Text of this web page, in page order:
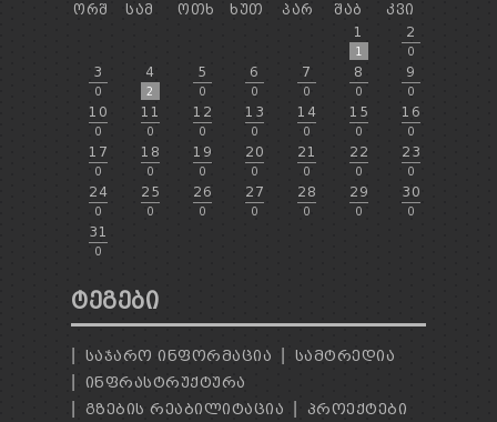
ᲝᲠᲨ
ᲡᲐᲛ ᲝᲗᲮ ᲮᲣᲗ ᲞᲐᲠ ᲨᲐᲑ
ᲙᲕᲘ
1
1
2
0
3
0
4
2
5
0
6
0
7
0
8
0
9
0
10
0
11
0
12
0
13
0
14
0
15
0
16
0
17
0
18
0
19
0
20
0
21
0
22
0
23
0
24
0
25
0
26
0
27
0
28
0
29
0
30
0
31
0
ᲢᲔᲒᲔᲑᲘ
ᲡᲐᲯᲐᲠᲝ ᲘᲜᲤᲝᲠᲛᲐᲪᲘᲐ
ᲡᲐᲛᲢᲠᲔᲓᲘᲐ
ᲘᲜᲤᲠᲐᲡᲢᲠᲣᲥᲢᲣᲠᲐ
ᲒᲖᲔᲑᲘᲡ ᲠᲔᲐᲑᲘᲚᲘᲢᲐᲪᲘᲐ
ᲞᲠᲝᲔᲥᲢᲔᲑᲘ